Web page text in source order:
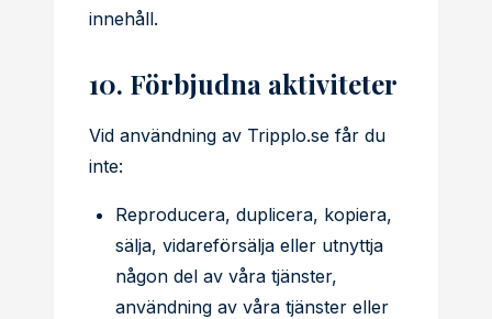
innehåll.
10. Förbjudna aktiviteter
Vid användning av Tripplo.se får du
inte:
Reproducera, duplicera, kopiera,
sälja, vidareförsälja eller utnyttja
någon del av våra tjänster,
användning av våra tjänster eller